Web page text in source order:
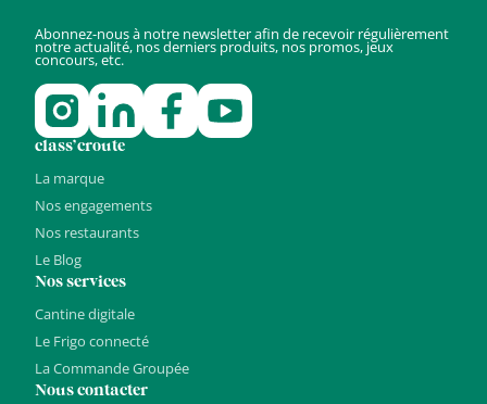
Abonnez-nous à notre newsletter afin de recevoir régulièrement
notre actualité, nos derniers produits, nos promos, jeux
concours, etc.
class’croute
La marque
Nos engagements
Nos restaurants
Le Blog
Nos services
Cantine digitale
Le Frigo connecté
La Commande Groupée
Nous contacter